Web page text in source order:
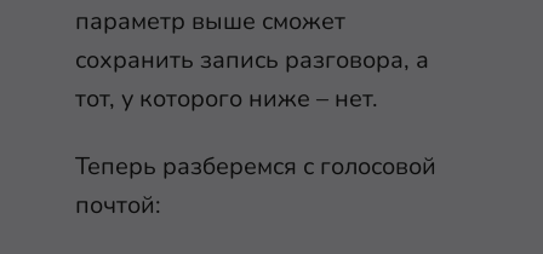
параметр выше сможет
сохранить запись разговора, а
тот, у которого ниже – нет.
Теперь разберемся с голосовой
почтой: